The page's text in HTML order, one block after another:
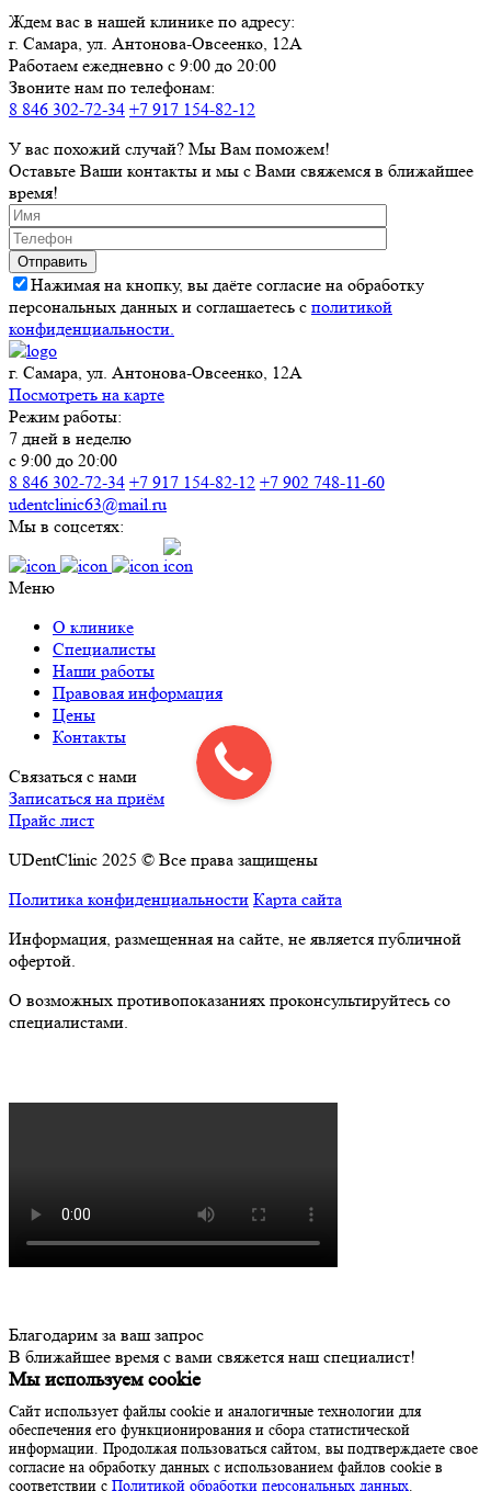
Ждем вас в нашей клинике по адресу:
г. Самара, ул. Антонова-Овсеенко, 12А
Работаем ежедневно с 9:00 до 20:00
Звоните нам по телефонам:
8 846 302-72-34 +7 917 154-82-12
У вас похожий случай? Мы Вам поможем!
Оставьте Ваши контакты и мы с Вами свяжемся в ближайшее
время!
Нажимая на кнопку, вы даёте согласие на обработку
персональных данных и соглашаетесь с политикой
конфиденциальности.
г. Самара, ул. Антонова-Овсеенко, 12А
Посмотреть на карте
Режим работы:
7 дней в неделю
с 9:00 до 20:00
8 846 302-72-34 +7 917 154-82-12 +7 902 748-11-60
udentclinic63@mail.ru
Мы в соцсетях:
Меню
О клинике
Специалисты
Наши работы
Правовая информация
Цены
Контакты
Связаться с нами
Записаться на приём
Прайс лист
UDentClinic 2025 © Все права защищены
Политика конфиденциальности Карта сайта
Информация, размещенная на сайте, не является публичной
офертой.
О возможных противопоказаниях проконсультируйтесь со
специалистами.
Благодарим за ваш запрос
В ближайшее время с вами свяжется наш специалист!
Мы используем cookie
Сайт использует файлы cookie и аналогичные технологии для
обеспечения его функционирования и сбора статистической
информации. Продолжая пользоваться сайтом, вы подтверждаете свое
согласие на обработку данных с использованием файлов cookie в
соответствии с Политикой обработки персональных данных.